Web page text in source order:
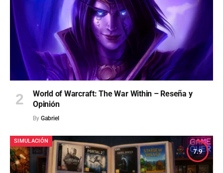
World of Warcraft: The War Within – Reseña y
Opinión
By Gabriel
7.9
SIMULACIÓN